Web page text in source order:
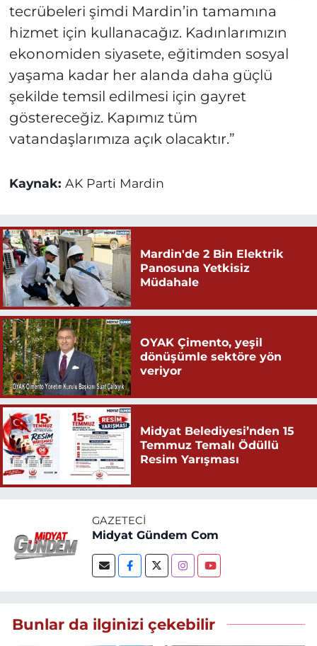
tecrübeleri şimdi Mardin’in tamamına
hizmet için kullanacağız. Kadınlarımızın
ekonomiden siyasete, eğitimden sosyal
yaşama kadar her alanda daha güçlü
şekilde temsil edilmesi için gayret
göstereceğiz. Kapımız tüm
vatandaşlarımıza açık olacaktır.”
Kaynak: AK Parti Mardin
Mardin'de 2 Bin Elektrik
Panosuna Yetkisiz
Müdahale
OYAK Çimento, yeşil
dönüşümle sektöre yön
veriyor
Midyat Belediyesi’nden 15
Temmuz Temalı Ödüllü
Resim Yarışması
GAZETECI
Midyat Gündem Com
Bunlar da ilginizi çekebilir